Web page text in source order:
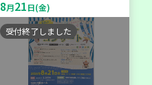
8月21日(金)
受付終了しました